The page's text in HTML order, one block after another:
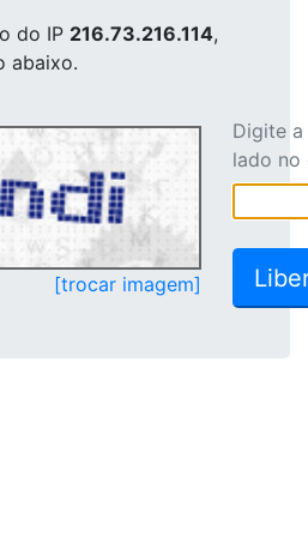
do IP 216.73.216.114,
abaixo.
[trocar imagem]
Digite
lado no